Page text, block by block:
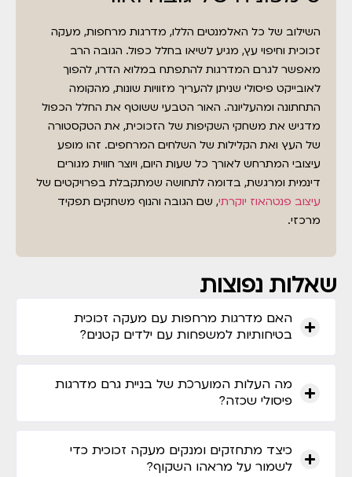
השילוב של כל האלמנטים הללו, מדרגות מרחפות, מעקה
זכוכית וחיפוי עץ, מגיע לשיאו בחלל כפול. הגובה הרב
מאפשר לגרם המדרגות להתפתח במלוא הדרו, להפוך
לאובייקט פיסולי שניתן להעריך מזוויות שונות, מהקומה
התחתונה ומהעליונה. האור הטבעי ששוטף את החלל הכפול
מדגיש את משחקי השקיפות של הזכוכית, את הטקסטורה
של העץ ואת הקלילות של השלחים המרחפים. זהו מופע
עיצובי המתרחש לאורך כל שעות היום, ויוצר חווית מגורים
דינמית ומרגשת, בדומה לתחושה שמתקבלת בפרויקטים של
עיצוב פנטהאוז יוקרתי, שם הגובה והנוף משחקים תפקיד
מרכזי.
שאלות נפוצות
האם מדרגות מרחפות עם מעקה זכוכית
בטיחותיות למשפחות עם ילדים קטנים?
מה העלות המוערכת של בניית גרם מדרגות
פיסולי שכזה?
כיצד מתחזקים ומנקים מעקה זכוכית כדי
לשמור על מראהו השקוף?